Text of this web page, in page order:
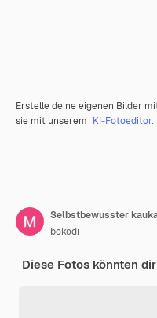
Erstelle deine eigenen Bilder
sie mit unserem KI-Fotoeditor.
bokodi
Diese Fotos könnten